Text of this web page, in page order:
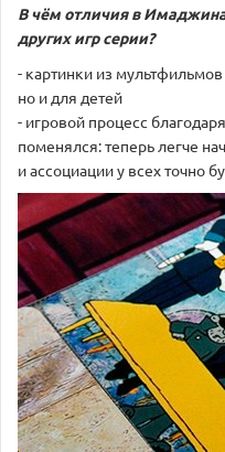
В чём отличия в
других игр серии?
- картинки из
но и для детей
- игровой процесс
поменялся: теперь легче
и ассоциации у всех точно